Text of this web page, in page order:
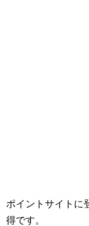
ポイントサイトに
得です。